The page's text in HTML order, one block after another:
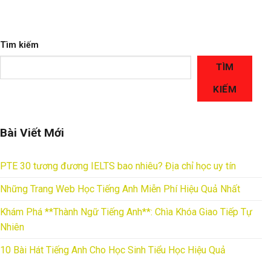
Tìm kiếm
TÌM
KIẾM
Bài Viết Mới
PTE 30 tương đương IELTS bao nhiêu? Địa chỉ học uy tín
Những Trang Web Học Tiếng Anh Miễn Phí Hiệu Quả Nhất
Khám Phá **Thành Ngữ Tiếng Anh**: Chìa Khóa Giao Tiếp Tự
Nhiên
10 Bài Hát Tiếng Anh Cho Học Sinh Tiểu Học Hiệu Quả